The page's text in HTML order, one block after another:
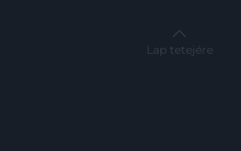
Lap tetejére